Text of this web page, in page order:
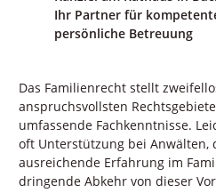
Ihr Partner für
persönliche Betreuung
Das Familienrecht stellt
anspruchsvollsten
umfassende Fachkenntnisse.
oft Unterstützung bei Anwälten,
ausreichende Erfahrung im
dringende Abkehr von dieser